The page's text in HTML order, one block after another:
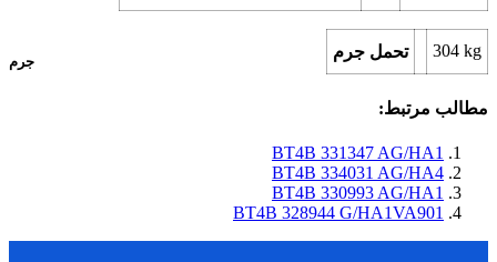
جرم
تحمل جرم 304 kg
مطالب مرتبط:
BT4B 331347 AG/HA1
BT4B 334031 AG/HA4
BT4B 330993 AG/HA1
BT4B 328944 G/HA1VA901